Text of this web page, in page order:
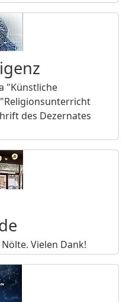
"Künstliche
des Dezernates
Vielen Dank!